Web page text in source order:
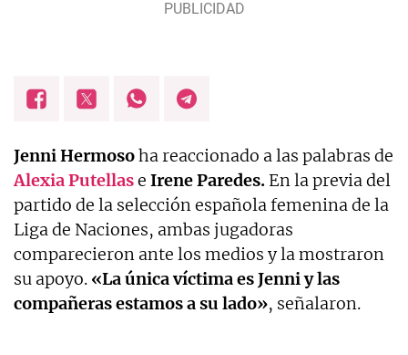
Jenni Hermosoha reaccionado a las palabras de
Alexia Putellase Irene Paredes. En la previa del
partido de la selección española femenina de la
Liga de Naciones, ambas jugadoras
comparecieron ante los medios y la mostraron
su apoyo. «La única víctima es Jenni y las
compañeras estamos a su lado», señalaron.